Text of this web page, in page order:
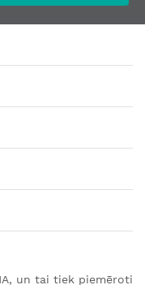
un tai tiek piemēroti